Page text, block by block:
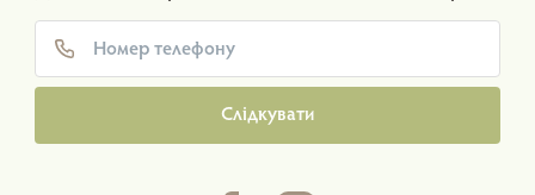
Слідкувати